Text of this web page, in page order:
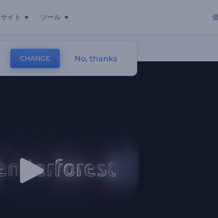
イト ツール
CHANGE No, thanks